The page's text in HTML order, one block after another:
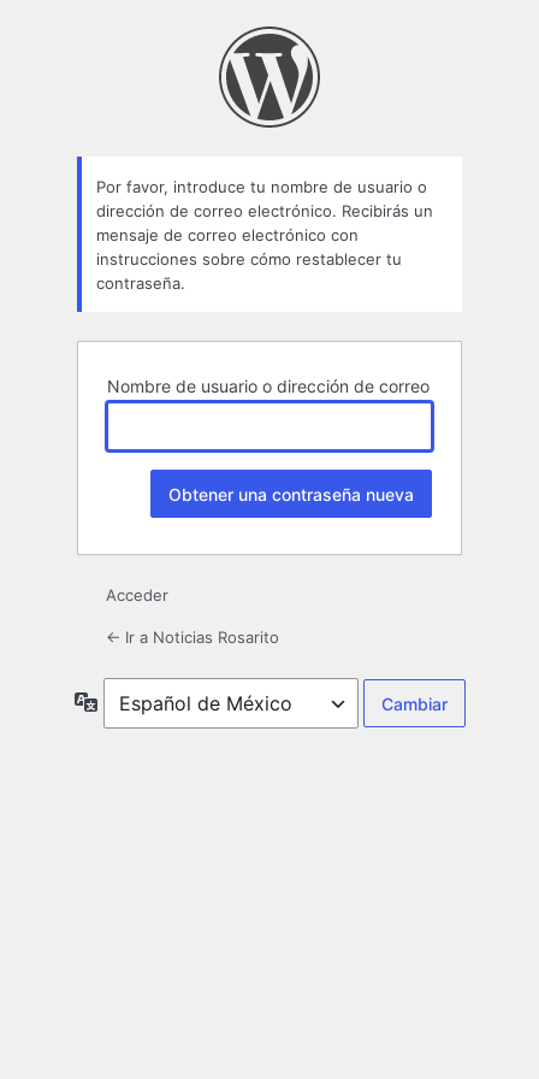
Por favor, introduce tu nombre de usuario o
dirección de correo electrónico. Recibirás un
mensaje de correo electrónico con
instrucciones sobre cómo restablecer tu
contraseña.
Nombre de usuario o dirección de correo
Acceder
← Ir a Noticias Rosarito
Idioma